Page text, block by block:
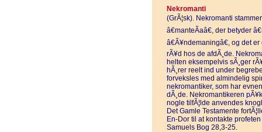
Nekromanti
(GrÃ¦sk). Nekromanti stammer
â€manteÃ­aâ€, der betyder
â€Ã¥ndemaningâ€, og det
rÃ¥d hos de afdÃ¸de.
helten eksempelvis sÃ¸ger
hÃ¸rer reelt ind under
forveksles med almindelig
nekromantiker, som har
dÃ¸de. Nekromantikeren
nogle tilfÃ¦lde anvendes
Det Gamle Testamente
En-Dor til at kontakte
Samuels Bog 28,3-25.